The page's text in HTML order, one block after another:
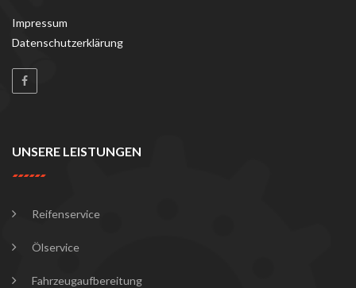
Impressum
Datenschutzerklärung
UNSERE LEISTUNGEN
Reifenservice
Ölservice
Fahrzeugaufbereitung